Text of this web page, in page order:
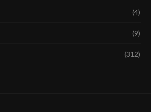
(4)
(9)
(312)